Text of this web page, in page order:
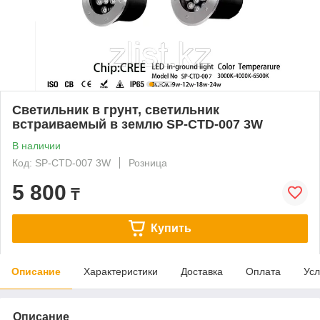
Светильник в грунт, светильник
встраиваемый в землю SP-CTD-007 3W
В наличии
Код: SP-CTD-007 3W
Розница
5 800 ₸
Купить
Описание Характеристики Доставка Оплата
Описание